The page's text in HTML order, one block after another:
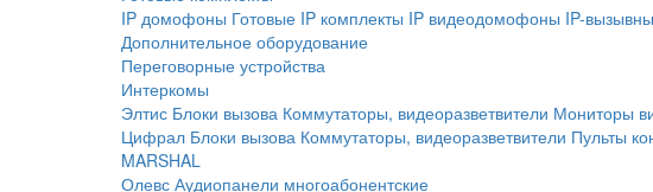
IP домофоны Готовые IP комплекты IP видеодомофоны IP-
Дополнительное оборудование
Переговорные устройства
Интеркомы
Элтис Блоки вызова Коммутаторы, видеоразветвители Мониторы
Цифрал Блоки вызова Коммутаторы, видеоразветвители Пульты
MARSHAL
Олевс Аудиопанели многоабонентские